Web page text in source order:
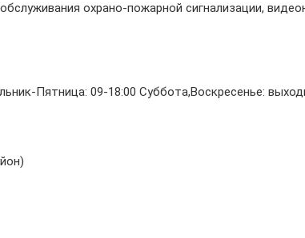
охрано-пожарной сигнализации,
Пятница: 09-18:00 Суббота,Воскресенье: